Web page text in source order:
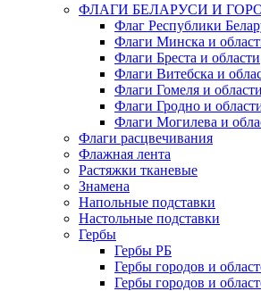
ФЛАГИ БЕЛАРУСИ И
Флаг Республики
Флаги Минска и
Флаги Бреста и области
Флаги Витебска и
Флаги Гомеля и области
Флаги Гродно и
Флаги Могилева и
Флаги расцвечивания
Флажная лента
Растяжки тканевые
Знамена
Напольные подставки
Настольные подставки
Гербы
Гербы РБ
Гербы городов и
Гербы городов и